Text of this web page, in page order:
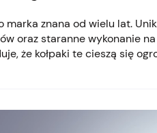
marka znana od wielu lat.
oraz staranne wykonanie
że kołpaki te cieszą się